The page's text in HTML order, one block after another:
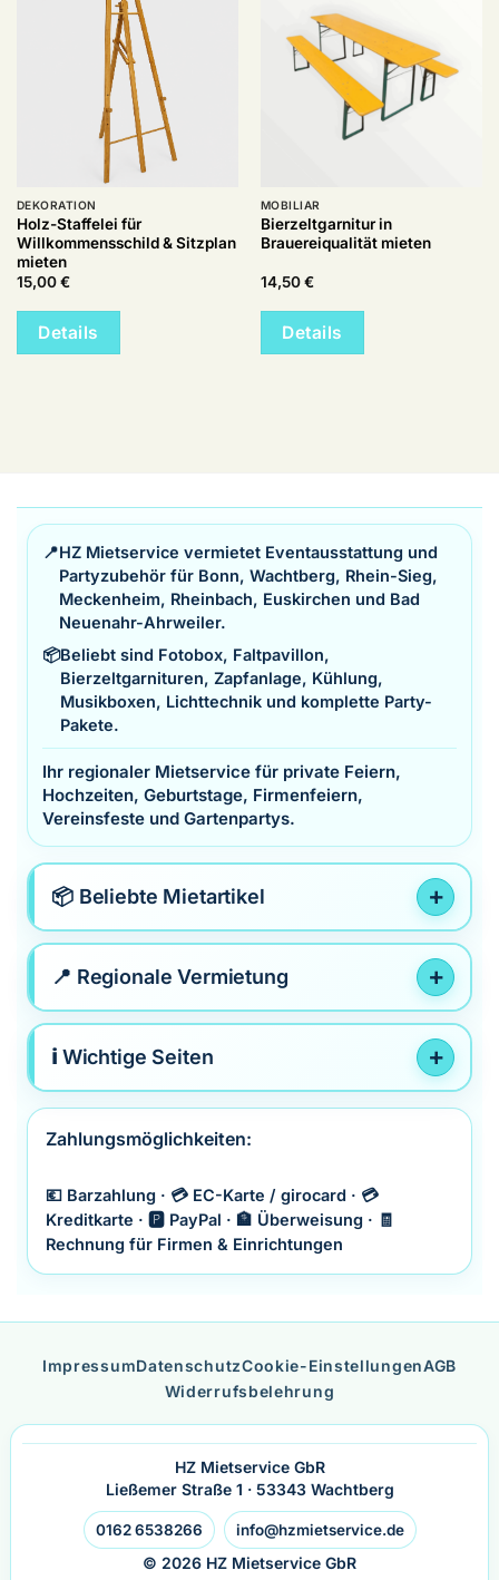
DEKORATION
Holz-Staffelei für
Willkommensschild & Sitzplan
mieten
15,00€
Details
MOBILIAR
Bierzeltgarnitur in
Brauereiqualität mieten
14,50€
Details
📍HZ Mietservice vermietet Eventausstattung und
Partyzubehör für Bonn, Wachtberg, Rhein-Sieg,
Meckenheim, Rheinbach, Euskirchen und Bad
Neuenahr-Ahrweiler.
📦Beliebt sind Fotobox, Faltpavillon,
Bierzeltgarnituren, Zapfanlage, Kühlung,
Musikboxen, Lichttechnik und komplette Party-
Pakete.
Ihr regionaler Mietservice für private Feiern,
Hochzeiten, Geburtstage, Firmenfeiern,
Vereinsfeste und Gartenpartys.
📦 Beliebte Mietartikel
📍 Regionale Vermietung
ℹ️ Wichtige Seiten
Zahlungsmöglichkeiten:
💶 Barzahlung · 💳 EC-Karte / girocard · 💳
Kreditkarte · 🅿️ PayPal · 🏦 Überweisung · 🧾
Rechnung für Firmen & Einrichtungen
ImpressumDatenschutzCookie-EinstellungenAGB
Widerrufsbelehrung
HZ Mietservice GbR
Ließemer Straße 1 · 53343 Wachtberg
0162 6538266 info@hzmietservice.de
© 2026 HZ Mietservice GbR